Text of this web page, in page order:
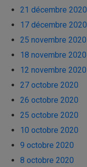
21 décembre 2020
17 décembre 2020
25 novembre 2020
18 novembre 2020
12 novembre 2020
27 octobre 2020
26 octobre 2020
25 octobre 2020
10 octobre 2020
9 octobre 2020
8 octobre 2020